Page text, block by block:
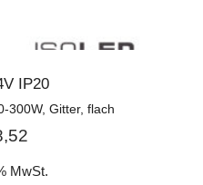
IP20
300W, Gitter, flach
MwSt.